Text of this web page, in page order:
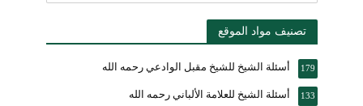
تصنيف مواد الموقع
أسئلة الشيخ للشيخ مقبل الوادعي رحمه الله 179
أسئلة الشيخ للعلامة الألباني رحمه الله 133